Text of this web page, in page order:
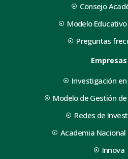
Consejo
Modelo Educativo
Preguntas
Empresas
Investigación en
Modelo de Gestión
Redes de
Academia Nacional
Innova